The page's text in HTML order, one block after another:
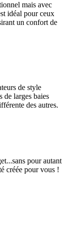
mais avec
idéal pour ceux
un confort de
de style
de larges baies
des autres.
pour autant
créée pour vous !